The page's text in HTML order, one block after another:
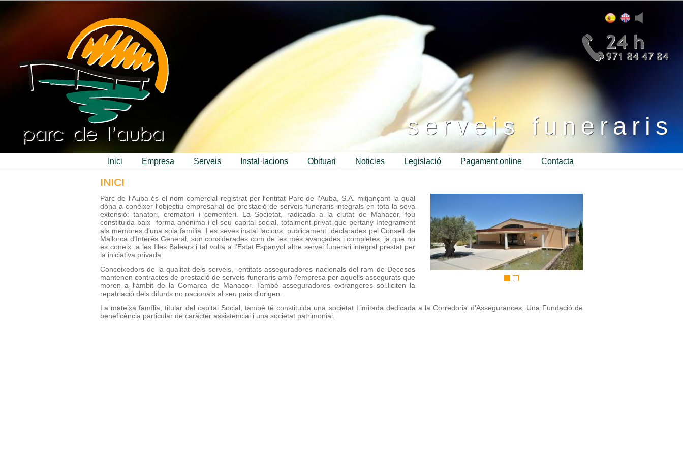
serveis funeraris
inici empresa serveis instal·lacions obituari noticies legislació pagament online contacta
INICI
Parc de l′Auba és el nom comercial registrat per l′entitat Parc de l′Auba, S.A. mitjançant la qual
dóna a conéixer l′objectiu empresarial de prestació de serveis funeraris integrals en tota la seva
extensió: tanatori, crematori i cementeri. La Societat, radicada a la ciutat de Manacor, fou
constituida baix forma anònima i el seu capital social, totalment privat que pertany íntegrament
als membres d′una sola família. Les seves instal·lacions, publicament declarades pel Consell de
Mallorca d′Interés General, son considerades com de les més avançades i completes, ja que no
es coneix a les Illes Balears i tal volta a l′Estat Espanyol altre servei funerari integral prestat per
la iniciativa privada.
Conceixedors de la qualitat dels serveis, entitats asseguradores nacionals del ram de Decesos
mantenen contractes de prestació de serveis funeraris amb l′empresa per aquells assegurats que
moren a l′àmbit de la Comarca de Manacor. També asseguradores extrangeres sol.liciten la
repatriació dels difunts no nacionals al seu pais d′origen.
La mateixa família, titular del capital Social, també té constituida una societat Limitada dedicada a la Corredoria d′Assegurances, Una Fundació de
beneficència particular de caràcter assistencial i una societat patrimonial.